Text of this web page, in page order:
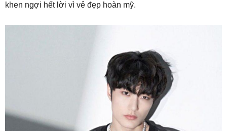
khen ngợi hết lời vì vẻ đẹp hoàn mỹ.